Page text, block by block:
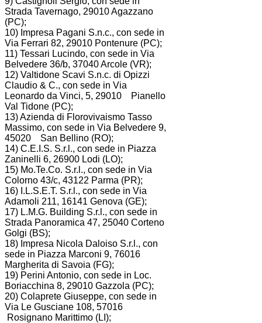
Strada Tavernago, 29010 Agazzano
(PC);
10) Impresa Pagani S.n.c., con sede in
Via Ferrari 82, 29010 Pontenure (PC);
11) Tessari Lucindo, con sede in Via
Belvedere 36/b, 37040 Arcole (VR);
12) Valtidone Scavi S.n.c. di Opizzi
Claudio & C., con sede in Via
Leonardo da Vinci, 5, 29010 Pianello
Val Tidone (PC);
13) Azienda di Florovivaismo Tasso
Massimo, con sede in Via Belvedere 9,
45020 San Bellino (RO);
14) C.E.I.S. S.r.l., con sede in Piazza
Zaninelli 6, 26900 Lodi (LO);
15) Mo.Te.Co. S.r.l., con sede in Via
Colorno 43/c, 43122 Parma (PR);
16) I.L.S.E.T. S.r.l., con sede in Via
Adamoli 211, 16141 Genova (GE);
17) L.M.G. Building S.r.l., con sede in
Strada Panoramica 47, 25040 Corteno
Golgi (BS);
18) Impresa Nicola Daloiso S.r.l., con
sede in Piazza Marconi 9, 76016
Margherita di Savoia (FG);
19) Perini Antonio, con sede in Loc.
Boriacchina 8, 29010 Gazzola (PC);
20) Colaprete Giuseppe, con sede in
Via Le Gusciane 108, 57016
Rosignano Marittimo (LI);